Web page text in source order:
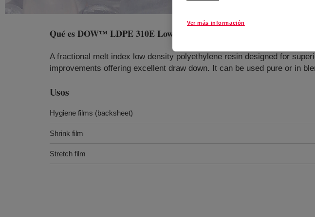
Qué esDOW™ LDPE 310E Low Density Polyethylene Resin
A fractional melt index low density polyethylene resin designed for
improvements offering excellent draw down. It can be used pure or in
Usos
Hygiene films (backsheet)
Shrink film
Stretch film
Ver más información